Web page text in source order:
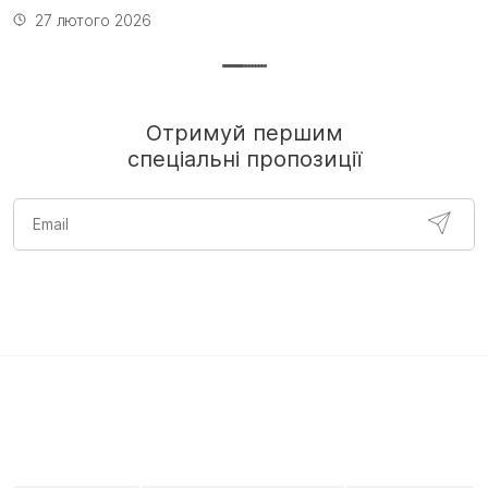
27 лютого 2026
Отримуй першим
спеціальні пропозиції